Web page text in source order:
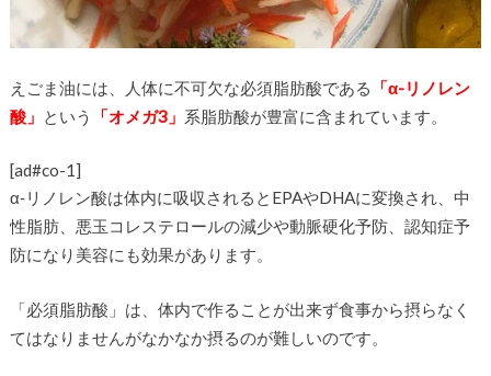
えごま油には、人体に不可欠な必須脂肪酸である
「α-リノレン
酸」 という 「オメガ3」 系脂肪酸が豊富に含まれています。
[ad#co-1]
α‐リノレン酸は体内に吸収されるとEPAやDHAに変換され、中
性脂肪、悪玉コレステロールの減少や動脈硬化予防、認知症予
防になり美容にも効果があります。
「必須脂肪酸」は、体内で作ることが出来ず食事から摂らなく
てはなりませんがなかなか摂るのが難しいのです。